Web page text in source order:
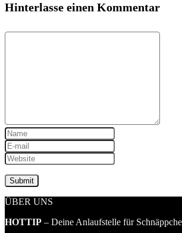
Hinterlasse einen Kommentar
ÜBER UNS
HOTTIP – Deine Anlaufstelle für